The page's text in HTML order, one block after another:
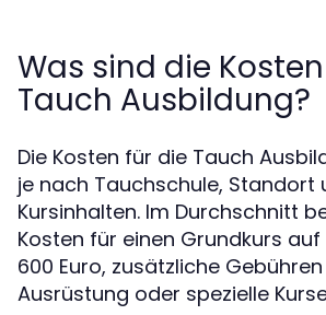
Was sind die
Tauch Ausbildung?
Die Kosten für die Tauch
je nach Tauchschule, Standort
Kursinhalten. Im Durchschnitt
Kosten für einen Grundkurs
600 Euro, zusätzliche
Ausrüstung oder spezielle